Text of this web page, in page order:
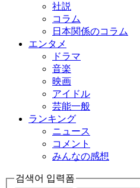
社説
コラム
日本関係のコラム
エンタメ
ドラマ
音楽
映画
アイドル
芸能一般
ランキング
ニュース
コメント
みんなの感想
검색어 입력폼